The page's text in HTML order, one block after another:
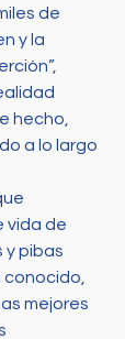
de
y la
hecho,
a lo largo
vida de
y pibas
conocido,
mejores